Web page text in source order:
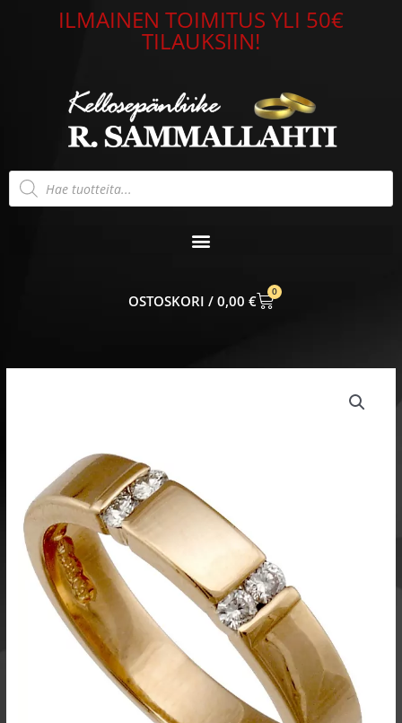
ILMAINEN TOIMITUS YLI 50€
TILAUKSIIN!
Products
search
0,00 €
0
CART
määrä